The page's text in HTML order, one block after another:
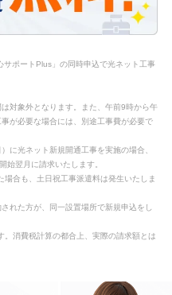
ポートPlus」の同時申込で光ネット工事
対象外となります。また、午前9時から午
が必要な場合には、別途工事費が必要で
に光ネット新規開通工事を実施の場合、
始翌月に請求いたします。
合も、土日祝工事派遣料は発生いたしま
れた方が、同一設置場所で新規申込をし
消費税計算の都合上、実際の請求額とは